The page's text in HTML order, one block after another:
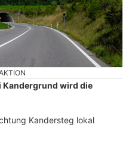
zu Hause
Nick GmbH in Hersberg BL
wird umgeleitet –
starten